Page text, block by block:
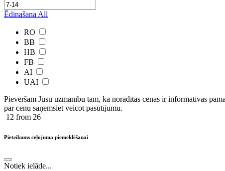
Ēdinašana All
RO
BB
HB
FB
AI
UAI
Pievēršam Jūsu uzmanību tam, ka norādītās cenas ir ​informatīvas
par cenu saņemsiet veicot pasūtījumu.
12 from 26
Pieteikums ceļojuma piemeklēšanai
Notiek ielāde...